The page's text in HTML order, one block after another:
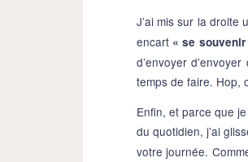
J’ai mis sur la
encart « se souvenir
d’envoyer
temps de faire. Hop,
Enfin, et parce que
du quotidien, j’ai
votre journée.